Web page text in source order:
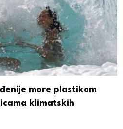
more plastikom
klimatskih